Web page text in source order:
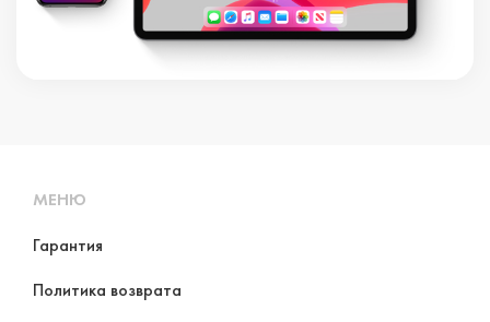
МЕНЮ
Гарантия
Политика возврата